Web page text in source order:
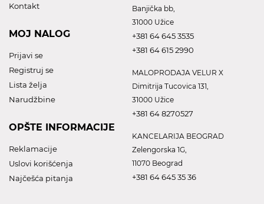
Kontakt
MOJ NALOG
Prijavi se
Registruj se
Lista želja
Narudžbine
OPŠTE INFORMACIJE
Reklamacije
Uslovi korišćenja
Najčešća pitanja
Banjička bb,
31000 Užice
+381 64 645 3535
+381 64 615 2990
MALOPRODAJA VELUR X
Dimitrija Tucovica 131,
31000 Užice
+381 64 8270527
KANCELARIJA BEOGRAD
Zelengorska 1G,
11070 Beograd
+381 64 645 35 36